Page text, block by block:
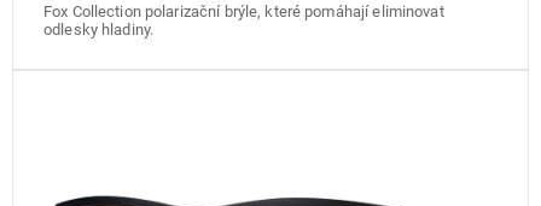
Fox Collection polarizační brýle, které pomáhají eliminovat
odlesky hladiny.